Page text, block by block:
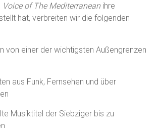
Voice of The Mediterranean ihre
hat, verbreiten wir die folgenden
von einer der wichtigsten Außengrenzen
aus Funk, Fernsehen und über
Musiktitel der Siebziger bis zu